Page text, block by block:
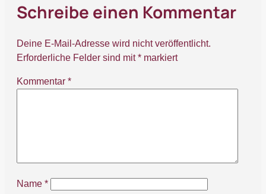
Schreibe einen Kommentar
Deine E-Mail-Adresse wird nicht veröffentlicht.
Erforderliche Felder sind mit* markiert
Kommentar *
Name *